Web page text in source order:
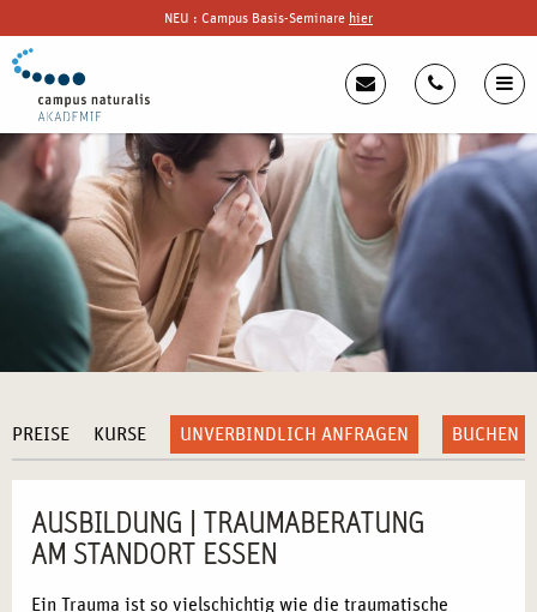
NEU : Campus Basis-Seminare hier
PREISE KURSE UNVERBINDLICH ANFRAGEN BUCHEN
AUSBILDUNG | TRAUMABERATUNG
AM STANDORT ESSEN
Ein Trauma ist so vielschichtig wie die traumatische